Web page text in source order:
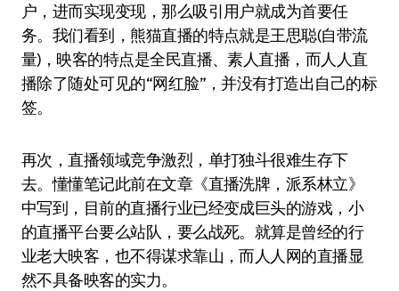
户，进而实现变现，那么吸引用户就成为首要任
务。我们看到，熊猫直播的特点就是王思聪(自带流
量)，映客的特点是全民直播、素人直播，而人人直
播除了随处可见的“网红脸”，并没有打造出自己的标
签。
再次，直播领域竞争激烈，单打独斗很难生存下
去。懂懂笔记此前在文章《直播洗牌，派系林立》
中写到，目前的直播行业已经变成巨头的游戏，小
的直播平台要么站队，要么战死。就算是曾经的行
业老大映客，也不得谋求靠山，而人人网的直播显
然不具备映客的实力。